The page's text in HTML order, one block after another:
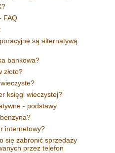
FAQ
są alternatywą
bankowa?
złoto?
księgi wieczystej?
- podstawy
internetowy?
się zabronić sprzedaży
przez telefon